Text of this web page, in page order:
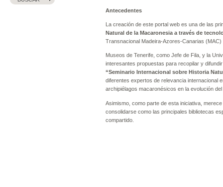
Antecedentes
La creación de este portal web es una de las
Natural de la Macaronesia a través de
Transnacional Madeira-Azores-Canarias (MAC)
Museos de Tenerife, como Jefe de Fila, y la
interesantes propuestas para recopilar y
“Seminario Internacional sobre Historia
diferentes expertos de relevancia internacional
archipiélagos macaronésicos en la evolución
Asimismo, como parte de esta iniciativa,
consolidarse como las principales bibliotecas
compartido.